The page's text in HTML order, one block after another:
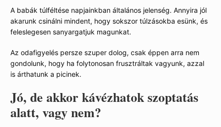
A babák túlféltése napjainkban általános jelenség. Annyira jól
akarunk csinálni mindent, hogy sokszor túlzásokba esünk, és
feleslegesen sanyargatjuk magunkat.
Az odafigyelés persze szuper dolog, csak éppen arra nem
gondolunk, hogy ha folytonosan frusztráltak vagyunk, azzal
is árthatunk a picinek.
Jó, de akkor kávézhatok szoptatás
alatt, vagy nem?